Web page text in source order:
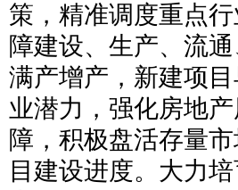
策，精准调度重点
障建设、生产、流
满产增产，新建项
业潜力，强化房地
障，积极盘活存量
目建设进度。大力